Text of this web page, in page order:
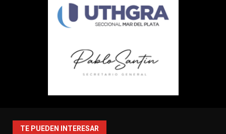
TE PUEDEN INTERESAR